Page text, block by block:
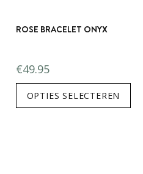
ROSE BRACELET ONYX
€49.95
OPTIES SELECTEREN